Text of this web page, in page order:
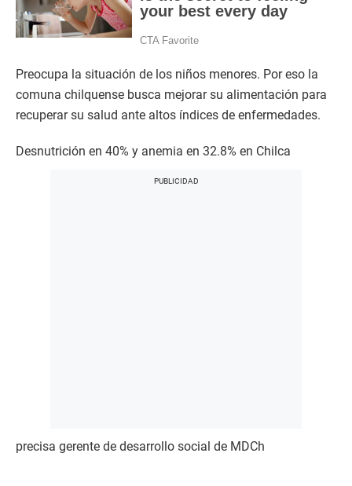
Preocupa la situación de los niños menores. Por eso la
comuna chilquense busca mejorar su alimentación para
recuperar su salud ante altos índices de enfermedades.
Desnutrición en 40% y anemia en 32.8% en Chilca
precisa gerente de desarrollo social de MDCh